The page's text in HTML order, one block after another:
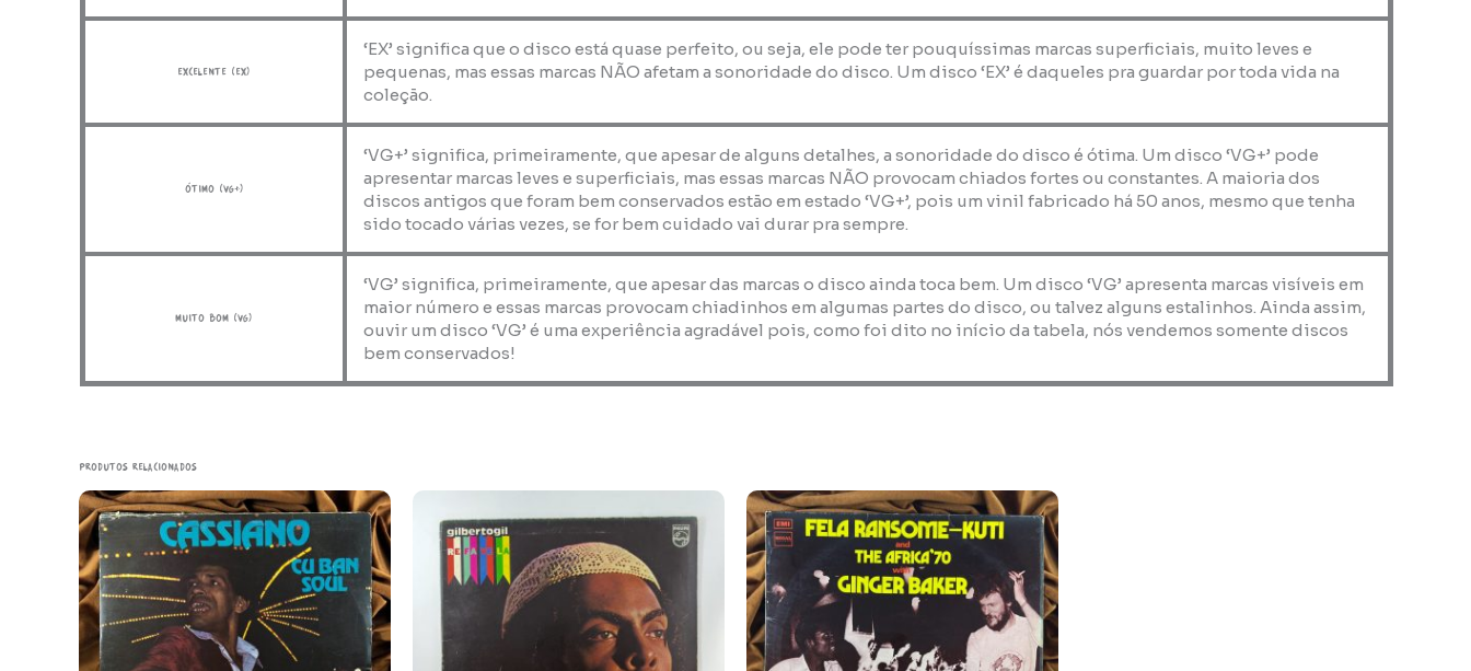
Excelente (EX)
‘EX’ significa que o disco está quase perfeito, ou seja, ele pode ter pouquíssimas marcas superficiais, muito leves e
pequenas, mas essas marcas NÃO afetam a sonoridade do disco. Um disco ‘EX’ é daqueles pra guardar por toda vida na
coleção.
ótimo (VG+)
‘VG+’ significa, primeiramente, que apesar de alguns detalhes, a sonoridade do disco é ótima. Um disco ‘VG+’ pode
apresentar marcas leves e superficiais, mas essas marcas NÃO provocam chiados fortes ou constantes. A maioria dos
discos antigos que foram bem conservados estão em estado ‘VG+’, pois um vinil fabricado há 50 anos, mesmo que tenha
sido tocado várias vezes, se for bem cuidado vai durar pra sempre.
muito bom (VG)
‘VG’ significa, primeiramente, que apesar das marcas o disco ainda toca bem. Um disco ‘VG’ apresenta marcas visíveis em
maior número e essas marcas provocam chiadinhos em algumas partes do disco, ou talvez alguns estalinhos. Ainda assim,
ouvir um disco ‘VG’ é uma experiência agradável pois, como foi dito no início da tabela, nós vendemos somente discos
bem conservados!
Produtos relacionados